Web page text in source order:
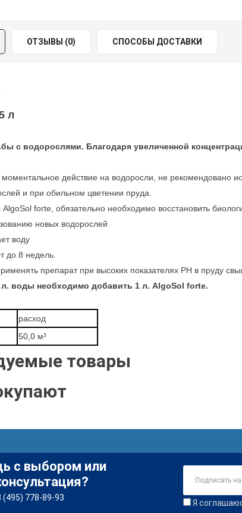
ОТЗЫВЫ (0) СПОСОБЫ ДОСТАВКИ
л
с водорослями. Благодаря увеличенной
действие на водоросли, не рекомендовано
и при обильном цветении пруда.
forte, обязательно необходимо восстановить
новых водорослей
воду
до 8 недель.
препарат при высоких показателях PH в пруду
л. воды необходимо добавить 1 л. AlgoSol forte.
расход
50,0 м³
товары
с выбором или
(495) 778-89-93
Я